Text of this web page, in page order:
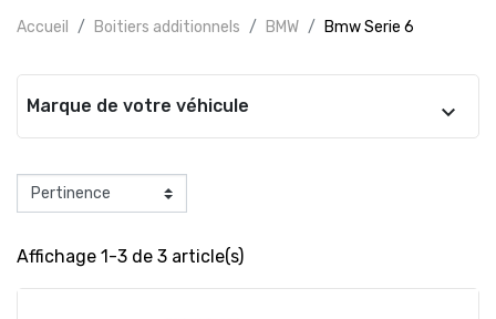
Accueil Boitiers additionnels BMW Bmw Serie 6
Marque de votre véhicule
Affichage 1-3 de 3 article(s)